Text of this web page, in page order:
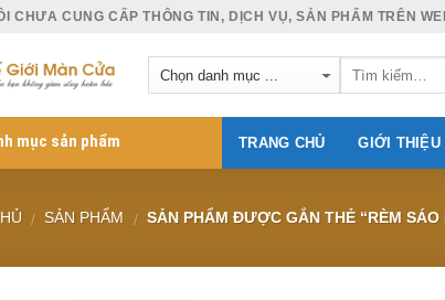
CHƯA CUNG CẤP THÔNG TIN, DỊCH VỤ, SẢN PHẨM TRÊN
mục sản phẩm TRANG CHỦ GIỚI THIỆU
/ SẢN PHẨM / SẢN PHẨM ĐƯỢC GẮN THẺ “RÈM SÁO